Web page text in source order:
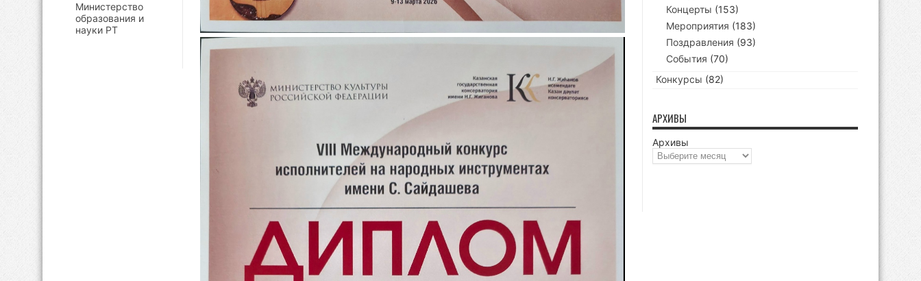
Министерство
образования и
науки РТ
Концерты (153)
Мероприятия (183)
Поздравления (93)
События (70)
Конкурсы (82)
АРХИВЫ
Архивы